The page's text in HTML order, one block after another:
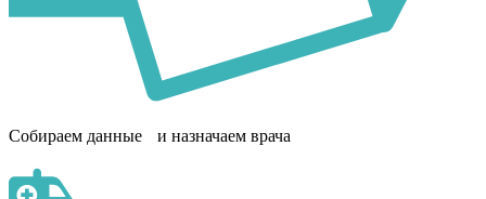
Собираем данные и назначаем врача